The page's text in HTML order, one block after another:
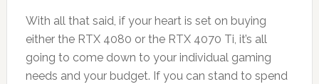
With all that said, if your heart is set on buying
either the RTX 4080 or the RTX 4070 Ti, it’s all
going to come down to your individual gaming
needs and your budget. If you can stand to spend